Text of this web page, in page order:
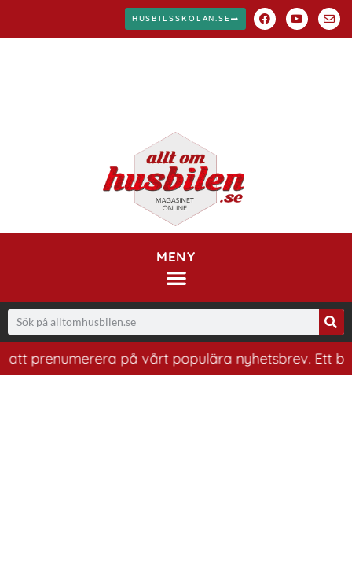
HUSBILSSKOLAN.SE
MENY
prenumerera på vårt populära nyhetsbrev. Ett